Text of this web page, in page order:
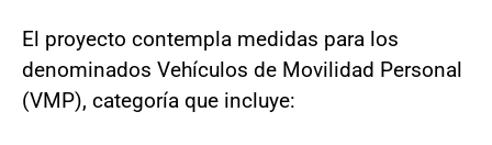
El proyecto contempla medidas para los
denominados Vehículos de Movilidad Personal
(VMP), categoría que incluye: